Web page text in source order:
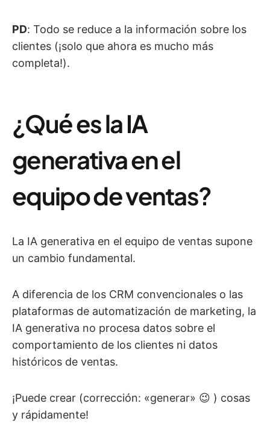
PD: Todo se reduce a la información sobre los
clientes (¡solo que ahora es mucho más
completa!).
¿Qué es la IA
generativa en el
equipo de ventas?
La IA generativa en el equipo de ventas supone
un cambio fundamental.
A diferencia de los CRM convencionales o las
plataformas de automatización de marketing, la
IA generativa no procesa datos sobre el
comportamiento de los clientes ni datos
históricos de ventas.
¡Puede crear (corrección: «generar» 😉 ) cosas
y rápidamente!